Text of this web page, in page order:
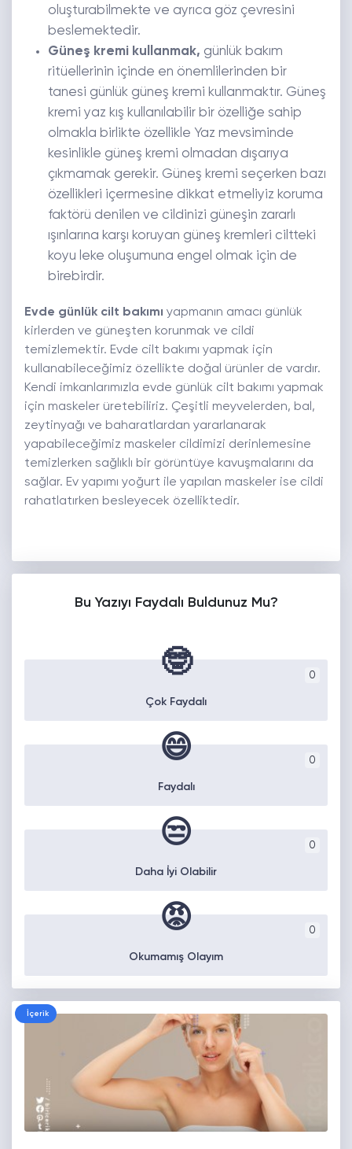
oluşturabilmekte ve ayrıca göz çevresini
beslemektedir.
Güneş kremi kullanmak, günlük bakım
ritüellerinin içinde en önemlilerinden bir
tanesi günlük güneş kremi kullanmaktır. Güneş
kremi yaz kış kullanılabilir bir özelliğe sahip
olmakla birlikte özellikle Yaz mevsiminde
kesinlikle güneş kremi olmadan dışarıya
çıkmamak gerekir. Güneş kremi seçerken bazı
özellikleri içermesine dikkat etmeliyiz koruma
faktörü denilen ve cildinizi güneşin zararlı
ışınlarına karşı koruyan güneş kremleri ciltteki
koyu leke oluşumuna engel olmak için de
birebirdir.
Evde günlük cilt bakımı yapmanın amacı günlük
kirlerden ve güneşten korunmak ve cildi
temizlemektir. Evde cilt bakımı yapmak için
kullanabileceğimiz özellikte doğal ürünler de vardır.
Kendi imkanlarımızla evde günlük cilt bakımı yapmak
için maskeler üretebiliriz. Çeşitli meyvelerden, bal,
zeytinyağı ve baharatlardan yararlanarak
yapabileceğimiz maskeler cildimizi derinlemesine
temizlerken sağlıklı bir görüntüye kavuşmalarını da
sağlar. Ev yapımı yoğurt ile yapılan maskeler ise cildi
rahatlatırken besleyecek özelliktedir.
Bu Yazıyı Faydalı Buldunuz Mu?
0
🤓
Çok Faydalı
0
😄
Faydalı
0
😒
Daha İyi Olabilir
0
😡
Okumamış Olayım
İçerik